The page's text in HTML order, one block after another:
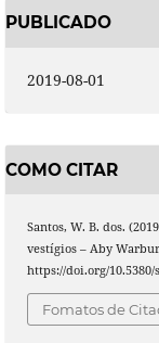
PUBLICADO
2019-08-01
COMO CITAR
Santos, W. B. dos.
vestígios – Aby
https://doi.org/10.5380/
Fomatos de